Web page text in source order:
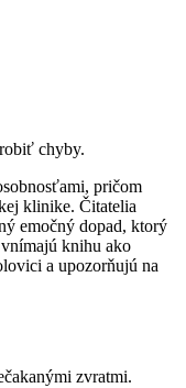
chyby.
pričom
klinike. Čitatelia
emočný dopad, ktorý
knihu ako
a upozorňujú na
zvratmi.